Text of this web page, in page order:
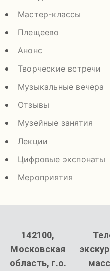
Мастер-классы
Плещеево
Анонс
Творческие встречи
Музыкальные вечера
Отзывы
Музейные занятия
Лекции
Цифровые экспонаты
Мероприятия
142100,
Московская
область, г.о.